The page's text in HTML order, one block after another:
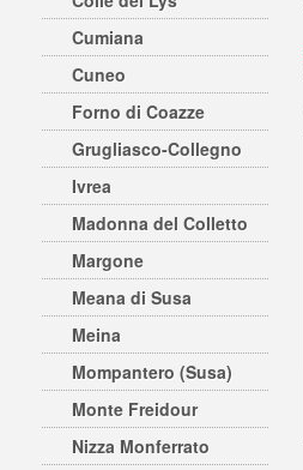
Cumiana
Cuneo
Forno di Coazze
Grugliasco-Collegno
Ivrea
Madonna del Colletto
Margone
Meana di Susa
Meina
Mompantero (Susa)
Monte Freidour
Nizza Monferrato